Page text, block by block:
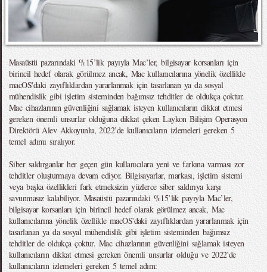
Masaüstü pazarındaki %15’lik payıyla Mac’ler, bilgisayar korsanları için
birincil hedef olarak görülmez ancak, Mac kullanıcılarına yönelik özellikle
macOS'daki zayıflıklardan yararlanmak için tasarlanan ya da sosyal
mühendislik gibi işletim sisteminden bağımsız tehditler de oldukça çoktur.
Mac cihazlarının güvenliğini sağlamak isteyen kullanıcıların dikkat etmesi
gereken önemli unsurlar olduğuna dikkat çeken Laykon Bilişim Operasyon
Direktörü Alev Akkoyunlu, 2022’de kullanıcıların izlemeleri gereken 5
temel adımı sıralıyor.
Siber saldırganlar her geçen gün kullanıcılara yeni ve farkına varması zor
tehditler oluşturmaya devam ediyor. Bilgisayarlar, markası, işletim sistemi
veya başka özellikleri fark etmeksizin yüzlerce siber saldırıya karşı
savunmasız kalabiliyor. Masaüstü pazarındaki %15’lik payıyla Mac’ler,
bilgisayar korsanları için birincil hedef olarak görülmez ancak, Mac
kullanıcılarına yönelik özellikle macOS'daki zayıflıklardan yararlanmak için
tasarlanan ya da sosyal mühendislik gibi işletim sisteminden bağımsız
tehditler de oldukça çoktur. Mac cihazlarının güvenliğini sağlamak isteyen
kullanıcıların dikkat etmesi gereken önemli unsurlar olduğu ve 2022’de
kullanıcıların izlemeleri gereken 5 temel adım: